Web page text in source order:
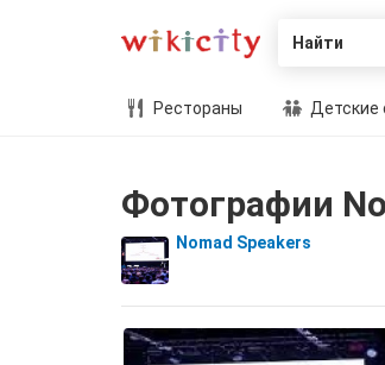
Найти
Рестораны Детские
Фотографии
Nomad Speakers